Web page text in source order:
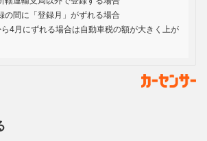
の間に「登録月」がずれる場合
ら4月にずれる場合は自動車税の額が大きく上が